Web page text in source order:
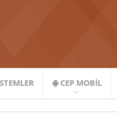
CEP MOBIL